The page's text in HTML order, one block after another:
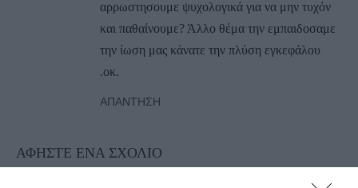
αρρωστησουμε ψυχολογικά για να μην τυχόν
και παθαίνουμε? Άλλο θέμα την εμπαιδοσαμε
την ίωση μας κάνατε την πλύση εγκεφάλου
.οκ.
ΑΠΆΝΤΗΣΗ
ΑΦΉΣΤΕ ΈΝΑ ΣΧΌΛΙΟ